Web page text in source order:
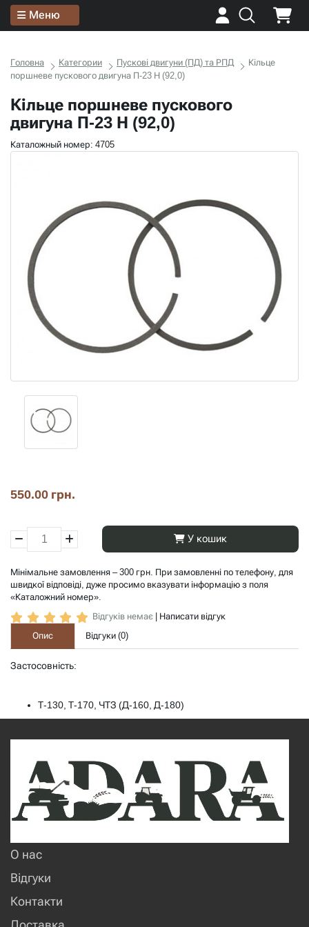
Меню
Головна Категории Пускові двигуни (ПД) та РПД
Кільце
поршневе пускового двигуна П-23 Н (92,0)
Кільце поршневе пускового
двигуна П-23 Н (92,0)
Каталожный номер: 4705
550.00 грн.
У кошик
Мінімальне замовлення – 300 грн. При замовленні по телефону, для
швидкої відповіді, дуже просимо вказувати інформацію з поля
«Каталожний номер».
Відгуків немає
Написати відгук
Опис
Відгуки (0)
Застосовність:
Т-130, Т-170, ЧТЗ (Д-160, Д-180)
О нас
Відгуки
Контакти